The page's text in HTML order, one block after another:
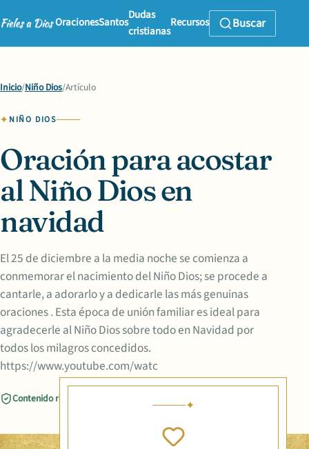
OracionesSantos
Dudas
cristianas
Recursos Buscar
Inicio/Niño Dios/Artículo
NIÑO DIOS
Oración para acostar
al Niño Dios en
navidad
El 25 de diciembre a la media noche se comienza a
conmemorar el nacimiento del Niño Dios; se procede a
cantarle, a adorarlo y a dedicarle las más genuinas
oraciones . Esta época de unión familiar es ideal para
agradecerle al Niño Dios sobre todo en Navidad por
todos los milagros concedidos.
https://www.youtube.com/watc
Contenido revisado